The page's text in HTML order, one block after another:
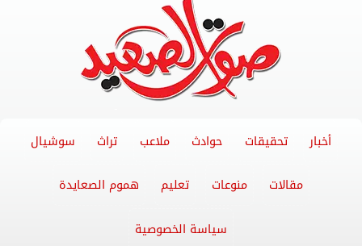
أخبار تحقيقات حوادث ملاعب تراث سوشيال
مقالات منوعات تعليم هموم الصعايدة
سياسة الخصوصية